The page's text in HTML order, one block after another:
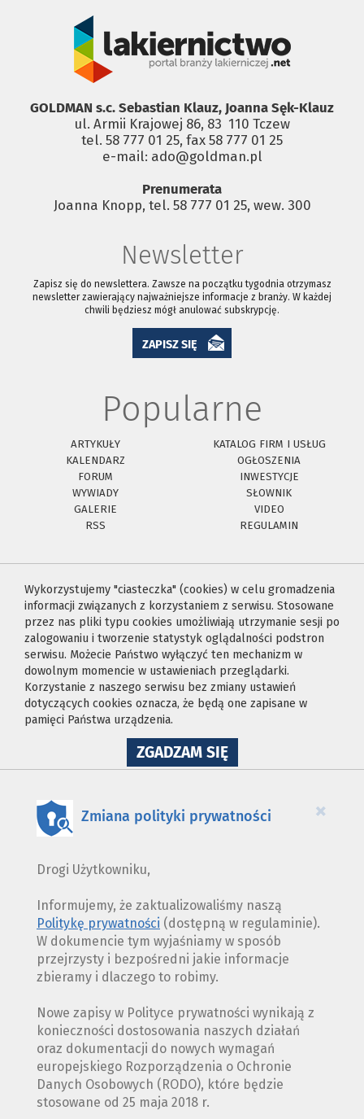
GOLDMAN s.c. Sebastian Klauz, Joanna Sęk-Klauz
ul. Armii Krajowej 86, 83 ­ 110 Tczew
tel. 58 777 01 25, fax 58 777 01 25
e-mail: ado@goldman.pl
Prenumerata
Joanna Knopp, tel. 58 777 01 25, wew. 300
Newsletter
Zapisz się do newslettera. Zawsze na początku tygodnia otrzymasz
newsletter zawierający najważniejsze informacje z branży. W każdej
chwili będziesz mógł anulować subskrypcję.
ZAPISZ SIĘ
Popularne
ARTYKUŁY
KATALOG FIRM I USŁUG
KALENDARZ
OGŁOSZENIA
FORUM
INWESTYCJE
WYWIADY
SŁOWNIK
GALERIE
VIDEO
RSS
REGULAMIN
Wykorzystujemy "ciasteczka" (cookies) w celu gromadzenia
informacji związanych z korzystaniem z serwisu. Stosowane
przez nas pliki typu cookies umożliwiają utrzymanie sesji po
zalogowaniu i tworzenie statystyk oglądalności podstron
serwisu. Możecie Państwo wyłączyć ten mechanizm w
dowolnym momencie w ustawieniach przeglądarki.
Korzystanie z naszego serwisu bez zmiany ustawień
dotyczących cookies oznacza, że będą one zapisane w
pamięci Państwa urządzenia.
ZGADZAM SIĘNA
WYKORZYSTANIE
×
Zmiana polityki prywatności
Drogi Użytkowniku,
Informujemy, że zaktualizowaliśmy naszą
Politykę prywatności (dostępną w regulaminie).
W dokumencie tym wyjaśniamy w sposób
przejrzysty i bezpośredni jakie informacje
zbieramy i dlaczego to robimy.
Nowe zapisy w Polityce prywatności wynikają z
konieczności dostosowania naszych działań
oraz dokumentacji do nowych wymagań
europejskiego Rozporządzenia o Ochronie
Danych Osobowych (RODO), które będzie
stosowane od 25 maja 2018 r.